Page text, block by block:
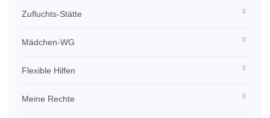
Zufluchts-Stätte
Mädchen-WG
Flexible Hilfen
Meine Rechte